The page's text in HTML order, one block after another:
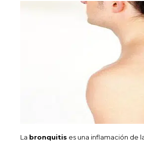
La bronquitis es una inflamación de